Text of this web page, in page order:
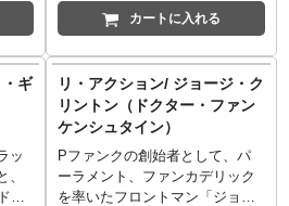
サ
おう
』
い
フ
な
ヘンソンが作り出す魅力的なマ
ペットたちが、スーパー7のリア
正式に登場した、社交的で人を
笑顔にするのが大好きな、好奇
心いっぱいのモンスター「グロ
ーバー」。アクセサリーとして
グローバーの頭文字でもある
「G」のアルファベットが付
カートに入れる
ギ
ッ
・
リ・アクション/ ジョージ・ク
リントン（ドクター・ファン
ケンシュタイン）
Pファンクの創始者として、パ
ーラメント、ファンカデリック
を率いたフロントマン「ジョー